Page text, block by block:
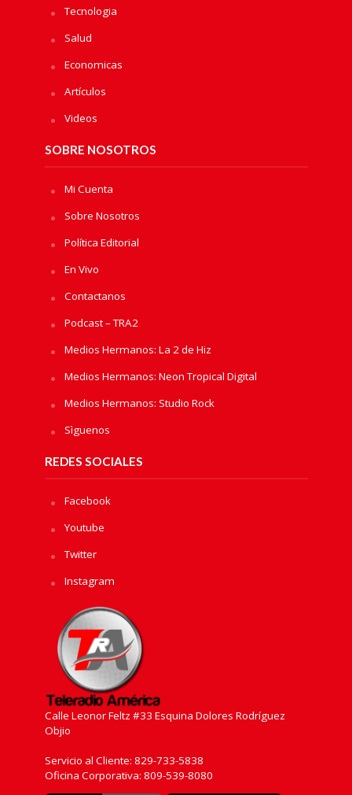
Tecnologia
Salud
Economicas
Artículos
Videos
SOBRE NOSOTROS
Mi Cuenta
Sobre Nosotros
Política Editorial
En Vivo
Contactanos
Podcast – TRA2
Medios Hermanos: La 2 de Hiz
Medios Hermanos: Neon Tropical Digital
Medios Hermanos: Studio Rock
Sìguenos
REDES SOCIALES
Facebook
Youtube
Twitter
Instagram
Calle Leonor Feltz #33 Esquina Dolores Rodríguez
Objio
Servicio al Cliente: 829-733-5838
Oficina Corporativa: 809-539-8080